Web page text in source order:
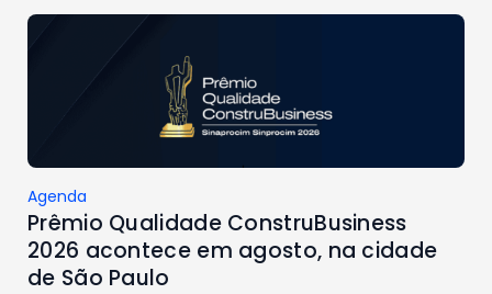
Agenda
Prêmio Qualidade ConstruBusiness
2026 acontece em agosto, na cidade
de São Paulo